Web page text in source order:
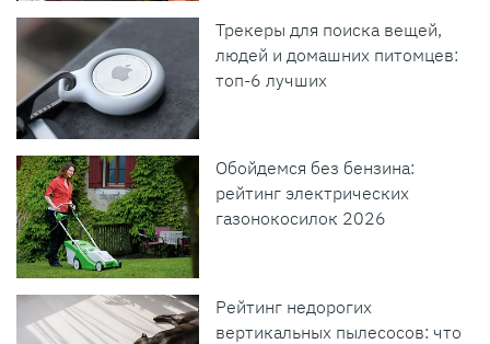
Трекеры для поиска вещей,
людей и домашних питомцев:
топ-6 лучших
Обойдемся без бензина:
рейтинг электрических
газонокосилок 2026
Рейтинг недорогих
вертикальных пылесосов: что